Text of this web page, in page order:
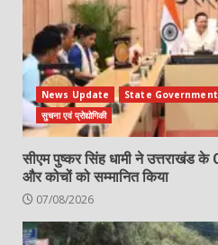
News Update State Government
सुचना एवं प्रोद्योगिकी
सीएम पुष्कर सिंह धामी ने उत्तराखंड
और कोचों को सम्मानित किया
07/08/2026